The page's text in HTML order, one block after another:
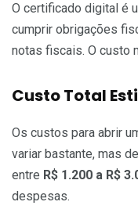
O certificado digital é
cumprir obrigações
notas fiscais. O custo
Custo Total
Os custos para abrir
variar bastante, mas
entre R$ 1.200 a R$
despesas.